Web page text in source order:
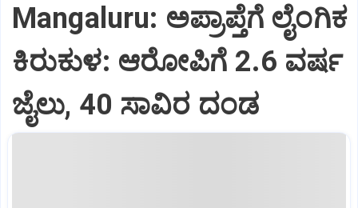
Mangaluru: ಅಪ್ರಾಪ್ತೆಗೆ ಲೈಂಗಿಕ
ಕಿರುಕುಳ: ಆರೋಪಿಗೆ 2.6 ವರ್ಷ
ಜೈಲು, 40 ಸಾವಿರ ದಂಡ